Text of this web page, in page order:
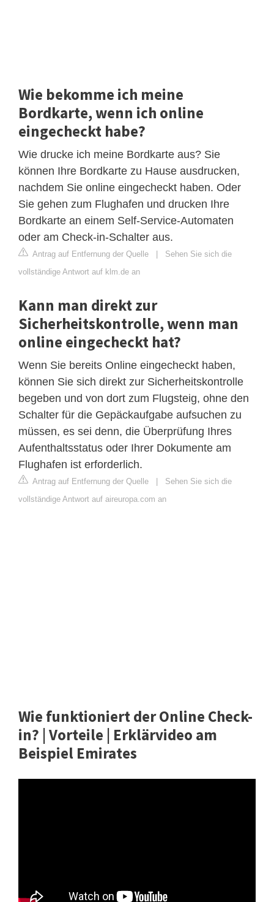
Wie bekomme ich meine
Bordkarte, wenn ich online
eingecheckt habe?
Wie drucke ich meine Bordkarte aus? Sie
können Ihre Bordkarte zu Hause ausdrucken,
nachdem Sie online eingecheckt haben. Oder
Sie gehen zum Flughafen und drucken Ihre
Bordkarte an einem Self-Service-Automaten
oder am Check-in-Schalter aus.
Antrag auf Entfernung der Quelle
Sehen Sie sich die
vollständige Antwort auf klm.de an
Kann man direkt zur
Sicherheitskontrolle, wenn man
online eingecheckt hat?
Wenn Sie bereits Online eingecheckt haben,
können Sie sich direkt zur Sicherheitskontrolle
begeben und von dort zum Flugsteig, ohne den
Schalter für die Gepäckaufgabe aufsuchen zu
müssen, es sei denn, die Überprüfung Ihres
Aufenthaltsstatus oder Ihrer Dokumente am
Flughafen ist erforderlich.
Antrag auf Entfernung der Quelle
Sehen Sie sich die
vollständige Antwort auf aireuropa.com an
Wie funktioniert der Online Check-
in? | Vorteile | Erklärvideo am
Beispiel Emirates